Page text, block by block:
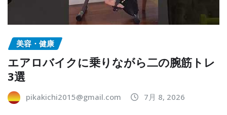
美容・健康
エアロバイクに乗りながら二の腕筋トレ
3選
pikakichi2015@gmail.com 7月 8, 2026